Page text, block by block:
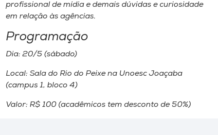
profissional de mídia e demais dúvidas e curiosidade
em relação às agências.
Programação
Dia: 20/5 (sábado)
Local: Sala do Rio do Peixe na Unoesc Joaçaba
(campus 1, bloco 4)
Valor: R$ 100 (acadêmicos tem desconto de 50%)